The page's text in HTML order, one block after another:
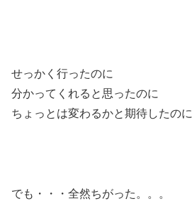
せっかく行ったのに
分かってくれると思ったのに
ちょっとは変わるかと期待したのに
でも・・・全然ちがった。。。